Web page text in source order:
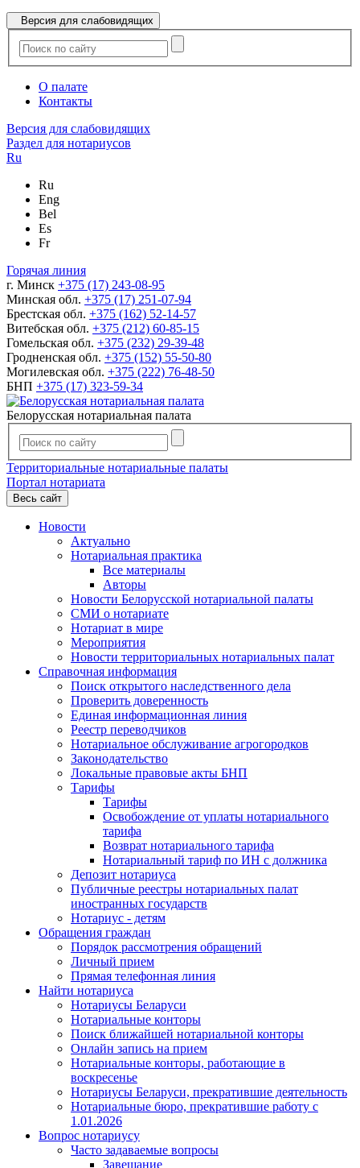
Версия для слабовидящих
О палате
Контакты
Версия для слабовидящих
Раздел для нотариусов
Ru
Ru
Eng
Bel
Es
Fr
Горячая линия
г. Минск +375 (17) 243-08-95
Минская обл. +375 (17) 251-07-94
Брестская обл. +375 (162) 52-14-57
Витебская обл. +375 (212) 60-85-15
Гомельская обл. +375 (232) 29-39-48
Гродненская обл. +375 (152) 55-50-80
Могилевская обл. +375 (222) 76-48-50
БНП +375 (17) 323-59-34
Белорусская нотариальная палата
Территориальные нотариальные палаты
Портал нотариата
Весь сайт
Новости
Актуально
Нотариальная практика
Все материалы
Авторы
Новости Белорусской нотариальной палаты
СМИ о нотариате
Нотариат в мире
Мероприятия
Новости территориальных нотариальных палат
Справочная информация
Поиск открытого наследственного дела
Проверить доверенность
Единая информационная линия
Реестр переводчиков
Нотариальное обслуживание агрогородков
Законодательство
Локальные правовые акты БНП
Тарифы
Тарифы
Освобождение от уплаты нотариального
тарифа
Возврат нотариального тарифа
Нотариальный тариф по ИН с должника
Депозит нотариуса
Публичные реестры нотариальных палат
иностранных государств
Нотариус - детям
Обращения граждан
Порядок рассмотрения обращений
Личный прием
Прямая телефонная линия
Найти нотариуса
Нотариусы Беларуси
Нотариальные конторы
Поиск ближайшей нотариальной конторы
Онлайн запись на прием
Нотариальные конторы, работающие в
воскресенье
Нотариусы Беларуси, прекратившие деятельность
Нотариальные бюро, прекратившие работу с
1.01.2026
Вопрос нотариусу
Часто задаваемые вопросы
Завещание